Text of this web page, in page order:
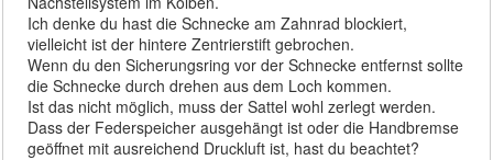
Ich denke du hast die Schnecke am Zahnrad blockiert,
vielleicht ist der hintere Zentrierstift gebrochen.
Wenn du den Sicherungsring vor der Schnecke entfernst sollte
die Schnecke durch drehen aus dem Loch kommen.
Ist das nicht möglich, muss der Sattel wohl zerlegt werden.
Dass der Federspeicher ausgehängt ist oder die Handbremse
geöffnet mit ausreichend Druckluft ist, hast du beachtet?